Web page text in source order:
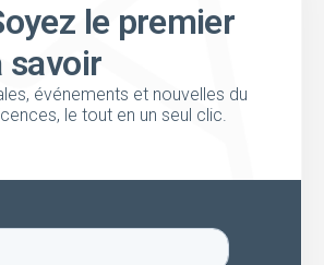
le premier
savoir
événements et nouvelles du
le tout en un seul clic.